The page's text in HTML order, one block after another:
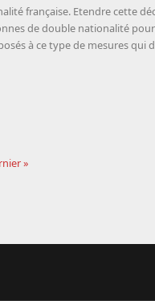
française. Etendre cette
de double nationalité
à ce type de mesures qui
»